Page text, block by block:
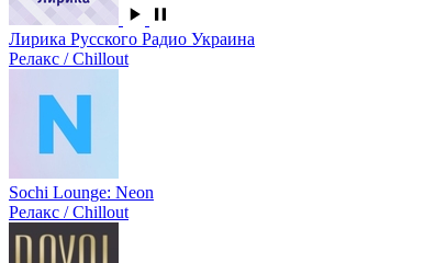
Лирика Русского Радио Украина
Релакс / Chillout
Sochi Lounge: Neon
Релакс / Chillout